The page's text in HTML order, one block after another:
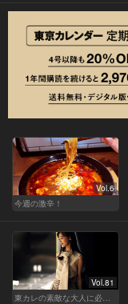
Vol.6
今週の激辛！
Vol.81
東カレの素敵な大人に必要なこと